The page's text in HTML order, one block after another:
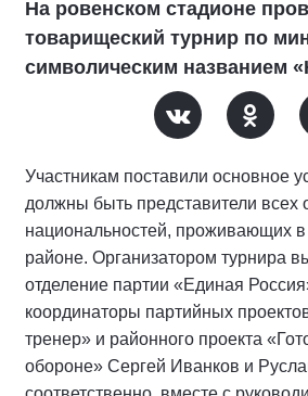
На ровенском стадионе
товарищеский турнир по
символическим названием
Участникам поставили основное
должны быть представители всех
национальностей, проживающих
районе. Организатором турнира
отделение партии «Единая
координаторы партийных
тренер» и районного проекта
обороне» Сергей Иванков и